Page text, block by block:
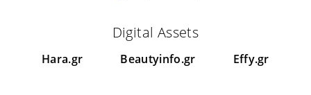
Digital Assets
Hara.gr Beautyinfo.gr Effy.gr